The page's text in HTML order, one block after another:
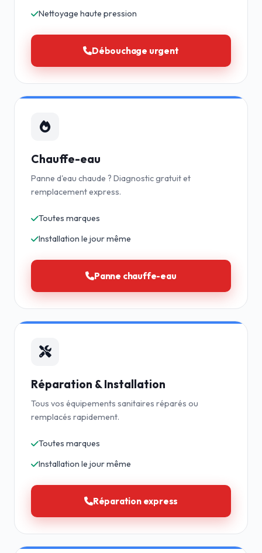
Nettoyage haute pression
Débouchage urgent
Chauffe-eau
Panne d'eau chaude ? Diagnostic gratuit et
remplacement express.
Toutes marques
Installation le jour même
Panne chauffe-eau
Réparation & Installation
Tous vos équipements sanitaires réparés ou
remplacés rapidement.
Toutes marques
Installation le jour même
Réparation express